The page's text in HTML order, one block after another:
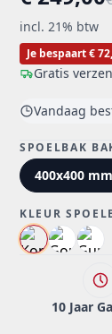
incl. 21% btw
Je bespaart €
Gratis
Vandaag
SPOELBAK
400x400 mm
KLEUR
10 Jaar